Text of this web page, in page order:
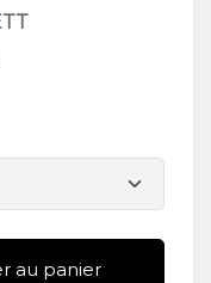
au panier